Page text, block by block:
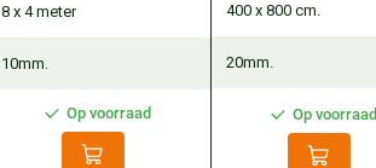
8 x 4 meter
10mm.
Op voorraad
400 x 800 cm.
20mm.
Op voorraad